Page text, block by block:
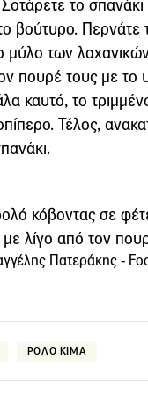
Σοτάρετε το
βούτυρο. Περνάτε
μύλο των
πουρέ τους με το
καυτό, το
Τέλος,
κόβοντας σε
λίγο από τον
Πατεράκης -
ΡΟΛΟ ΚΙΜΑ